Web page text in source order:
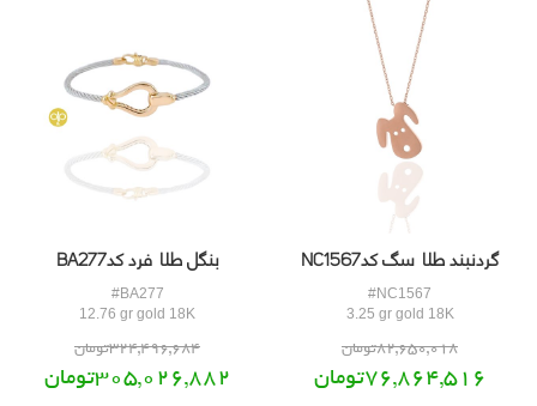
گردنبند طلا سگ کدNC1567
#NC1567
3.25 gr gold 18K
82,650,018تومان
76,864,516تومان
بنگل طلا فرد کدBA277
#BA277
12.76 gr gold 18K
324,496,684تومان
305,026,882تومان